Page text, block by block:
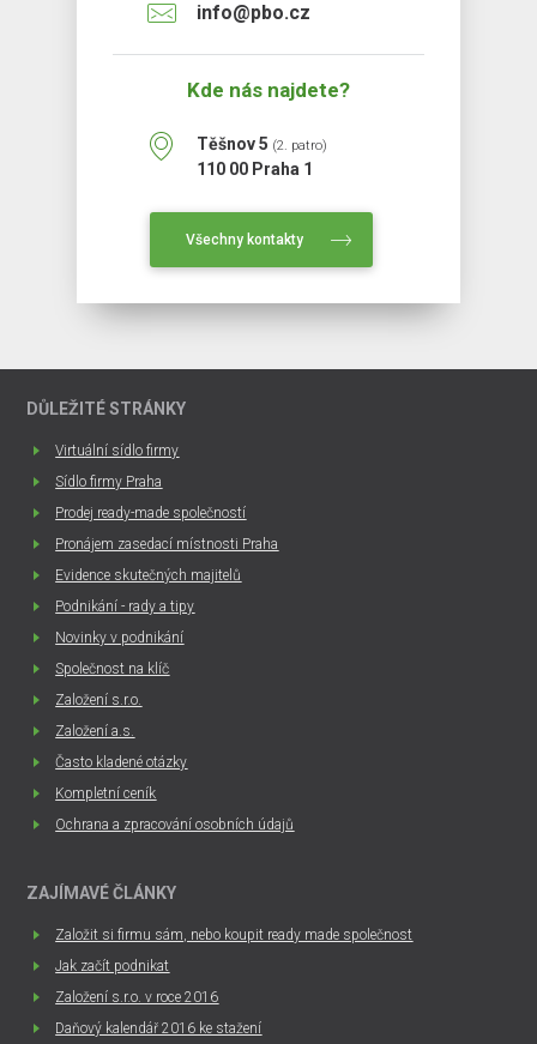
info@pbo.cz
Kde nás najdete?
Těšnov 5 (2. patro)
110 00 Praha 1
Všechny kontakty
DŮLEŽITÉ STRÁNKY
Virtuální sídlo firmy
Sídlo firmy Praha
Prodej ready-made společností
Pronájem zasedací místnosti Praha
Evidence skutečných majitelů
Podnikání - rady a tipy
Novinky v podnikání
Společnost na klíč
Založení s.r.o.
Založení a.s.
Často kladené otázky
Kompletní ceník
Ochrana a zpracování osobních údajů
ZAJÍMAVÉ ČLÁNKY
Založit si firmu sám, nebo koupit ready made společnost
Jak začít podnikat
Založení s.r.o. v roce 2016
Daňový kalendář 2016 ke stažení